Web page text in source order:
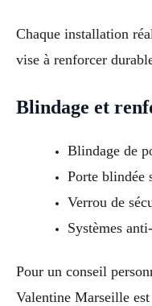
Chaque installation
vise à renforcer
Blindage et
Blindage de
Porte blindée
Verrou de
Systèmes
Pour un conseil
Valentine Marseille